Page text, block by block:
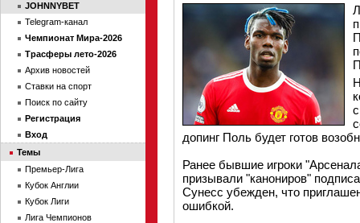
допинг Поль будет готов
Ранее бывшие игроки
призывали "канониров"
Сунесс убежден, что
ошибкой.
JOHNNYBET
Telegram-канал
Чемпионат Мира-2026
Трасферы лето-2026
Архив новостей
Ставки на спорт
Поиск по сайту
Регистрация
Вход
Темы
Премьер-Лига
Кубок Англии
Кубок Лиги
Лига Чемпионов